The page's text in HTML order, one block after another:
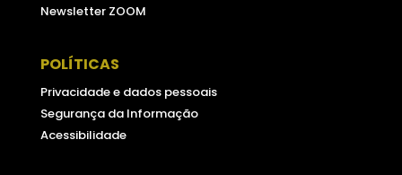
Newsletter ZOOM
POLÍTICAS
Privacidade e dados pessoais
Segurança da Informação
Acessibilidade